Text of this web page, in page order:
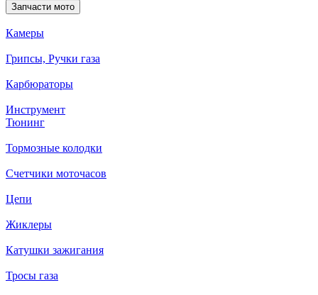
Запчасти мото
Камеры
Грипсы, Ручки газа
Карбюраторы
Инструмент
Тюнинг
Тормозные колодки
Счетчики моточасов
Цепи
Жиклеры
Катушки зажигания
Тросы газа